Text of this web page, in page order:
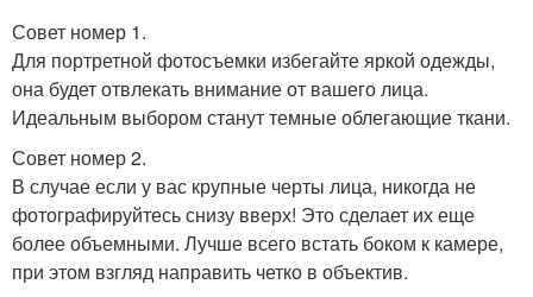
Совет номер 1.
Для портретной фотосъемки избегайте яркой одежды,
она будет отвлекать внимание от вашего лица.
Идеальным выбором станут темные облегающие ткани.
Совет номер 2.
В случае если у вас крупные черты лица, никогда не
фотографируйтесь снизу вверх! Это сделает их еще
более объемными. Лучше всего встать боком к камере,
при этом взгляд направить четко в объектив.